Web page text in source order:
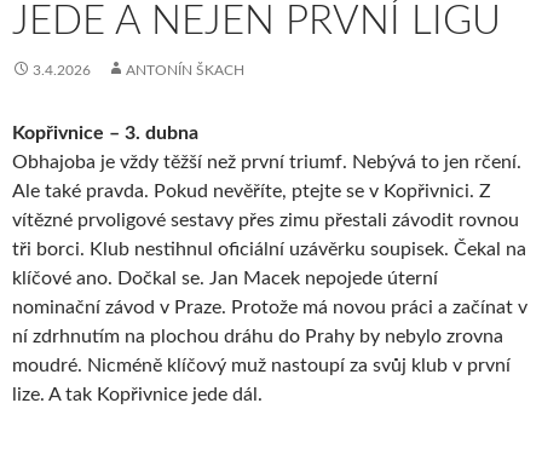
JEDE A NEJEN PRVNÍ LIGU
3.4.2026 ANTONÍN ŠKACH
Kopřivnice – 3. dubna
Obhajoba je vždy těžší než první triumf. Nebývá to jen rčení.
Ale také pravda. Pokud nevěříte, ptejte se v Kopřivnici. Z
vítězné prvoligové sestavy přes zimu přestali závodit rovnou
tři borci. Klub nestihnul oficiální uzávěrku soupisek. Čekal na
klíčové ano. Dočkal se. Jan Macek nepojede úterní
nominační závod v Praze. Protože má novou práci a začínat v
ní zdrhnutím na plochou dráhu do Prahy by nebylo zrovna
moudré. Nicméně klíčový muž nastoupí za svůj klub v první
lize. A tak Kopřivnice jede dál.